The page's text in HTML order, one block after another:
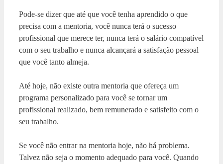
Pode-se dizer que até que você tenha aprendido o que
precisa com a mentoria, você nunca terá o sucesso
profissional que merece ter, nunca terá o salário compatível
com o seu trabalho e nunca alcançará a satisfação pessoal
que você tanto almeja.
Até hoje, não existe outra mentoria que ofereça um
programa personalizado para você se tornar um
profissional realizado, bem remunerado e satisfeito com o
seu trabalho.
Se você não entrar na mentoria hoje, não há problema.
Talvez não seja o momento adequado para você. Quando